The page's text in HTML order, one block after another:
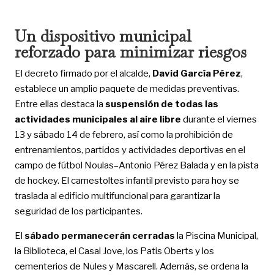
Un dispositivo municipal
reforzado para minimizar riesgos
El decreto firmado por el alcalde, David García Pérez,
establece un amplio paquete de medidas preventivas.
Entre ellas destaca la suspensión de todas las
actividades municipales al aire libre durante el viernes
13 y sábado 14 de febrero, así como la prohibición de
entrenamientos, partidos y actividades deportivas en el
campo de fútbol Noulas–Antonio Pérez Balada y en la pista
de hockey. El carnestoltes infantil previsto para hoy se
traslada al edificio multifuncional para garantizar la
seguridad de los participantes.
El sábado permanecerán cerradas la Piscina Municipal,
la Biblioteca, el Casal Jove, los Patis Oberts y los
cementerios de Nules y Mascarell. Además, se ordena la